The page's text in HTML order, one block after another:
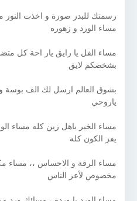
رسمتك للبدر صورة و اخذت النور
مساء الورد و زهوره
مساء الفل يا رايق يار احة كل
بشخصكم لايق
بشوق العالم ارسل لك الف بوسة
ياروحي
مساء الخير ياهل زين كله مساء
يفز الكون كله
مساء الرقة و الاحساس ،، مساء
مخصوص لأعز الناس